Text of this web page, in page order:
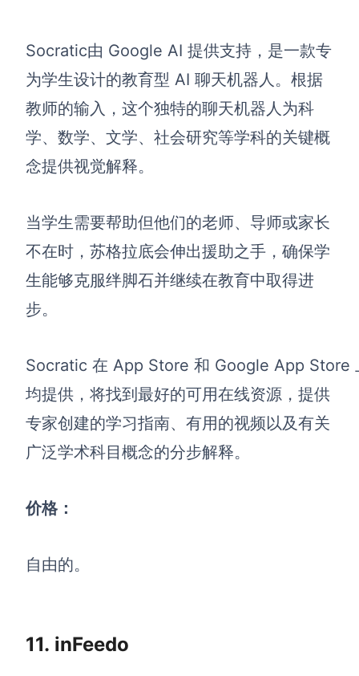
Socratic由 Google AI 提供支持，是一款专
为学生设计的教育型 AI 聊天机器人。根据
教师的输入，这个独特的聊天机器人为科
学、数学、文学、社会研究等学科的关键概
念提供视觉解释。
当学生需要帮助但他们的老师、导师或家长
不在时，苏格拉底会伸出援助之手，确保学
生能够克服绊脚石并继续在教育中取得进
步。
Socratic 在 App Store 和 Google App Store
均提供，将找到最好的可用在线资源，提供
专家创建的学习指南、有用的视频以及有关
广泛学术科目概念的分步解释。
价格：
自由的。
11. inFeedo